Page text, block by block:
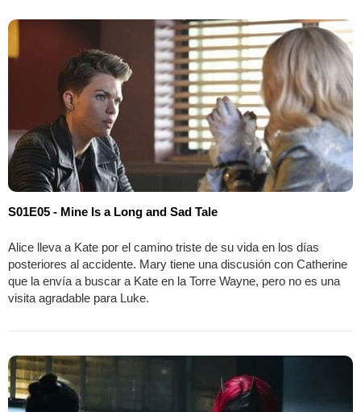
S01E05 - Mine Is a Long and Sad Tale
Alice lleva a Kate por el camino triste de su vida en los días
posteriores al accidente. Mary tiene una discusión con Catherine
que la envía a buscar a Kate en la Torre Wayne, pero no es una
visita agradable para Luke.